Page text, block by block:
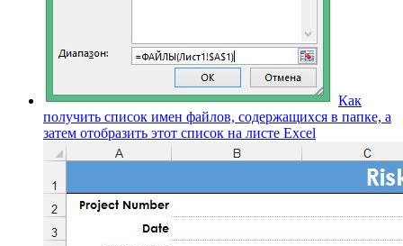
Как
получить список имен файлов, содержащихся в папке, а
затем отобразить этот список на листе Excel